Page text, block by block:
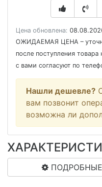
Цена обновлена:
ОЖИДАЕМАЯ ЦЕНА –
после поступления
с вами согласуют по
Нашли дешевле?
вам позвонит
возможна ли